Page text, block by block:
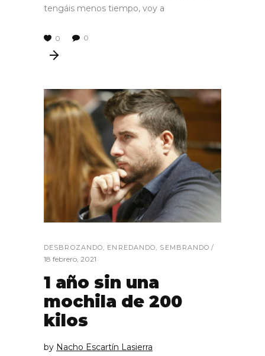
tengáis menos tiempo, voy a
0 0
DESBROZANDO, ENREDANDO, SEMBRANDO
18 febrero, 2021
1 año sin una
mochila de 200
kilos
by Nacho Escartín Lasierra